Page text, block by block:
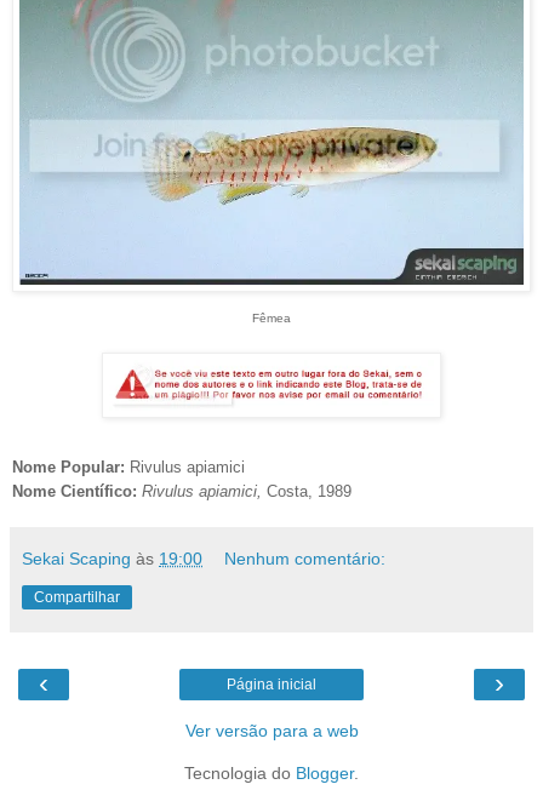
Fêmea
Nome Popular: Rivulus apiamici
Nome Científico: Rivulus apiamici Costa , 1989
Sekai Scaping às 19:00 Nenhum comentário:
Compartilhar
‹ ›
Página inicial
Ver versão para a web
Tecnologia do Blogger.